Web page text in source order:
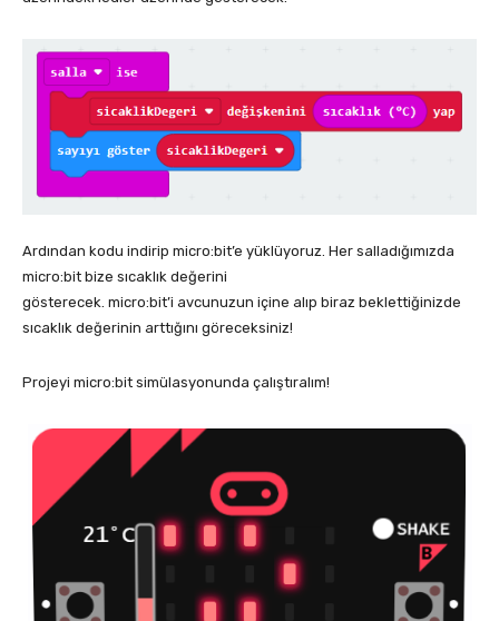
Ardından kodu indirip micro:bit’e yüklüyoruz. Her salladığımızda
micro:bit bize sıcaklık değerini
gösterecek. micro:bit’i avcunuzun içine alıp biraz beklettiğinizde
sıcaklık değerinin arttığını göreceksiniz!
Projeyi micro:bit simülasyonunda çalıştıralım!